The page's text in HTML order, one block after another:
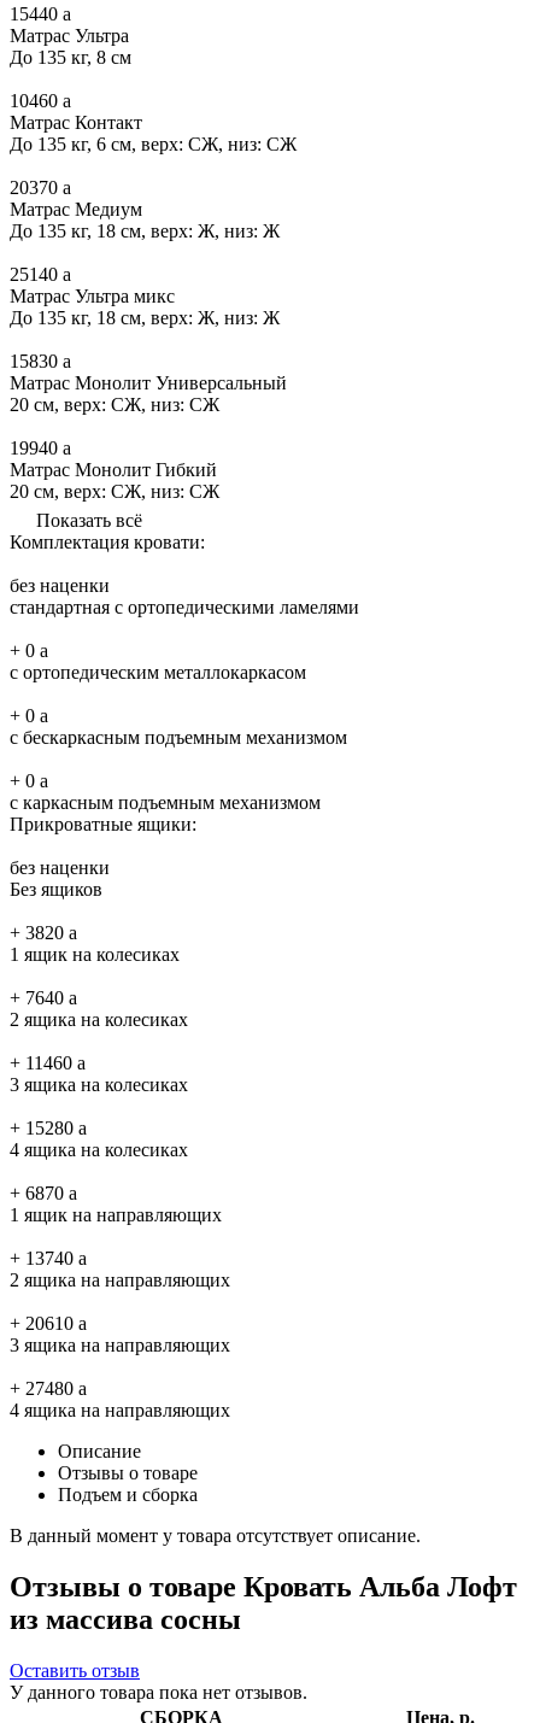
15440 a
Матрас Ультра
До 135 кг, 8 см
10460 a
Матрас Контакт
До 135 кг, 6 см, верх: СЖ, низ: СЖ
20370 a
Матрас Медиум
До 135 кг, 18 см, верх: Ж, низ: Ж
25140 a
Матрас Ультра микс
До 135 кг, 18 см, верх: Ж, низ: Ж
15830 a
Матрас Монолит Универсальный
20 см, верх: СЖ, низ: СЖ
19940 a
Матрас Монолит Гибкий
20 см, верх: СЖ, низ: СЖ
Показать всё
Комплектация кровати:
без наценки
стандартная с ортопедическими ламелями
+ 0 a
с ортопедическим металлокаркасом
+ 0 a
с бескаркасным подъемным механизмом
+ 0 a
с каркасным подъемным механизмом
Прикроватные ящики:
без наценки
Без ящиков
+ 3820 a
1 ящик на колесиках
+ 7640 a
2 ящика на колесиках
+ 11460 a
3 ящика на колесиках
+ 15280 a
4 ящика на колесиках
+ 6870 a
1 ящик на направляющих
+ 13740 a
2 ящика на направляющих
+ 20610 a
3 ящика на направляющих
+ 27480 a
4 ящика на направляющих
Описание
Отзывы о товаре
Подъем и сборка
В данный момент у товара отсутствует описание.
Отзывы о товаре Кровать Альба Лофт
из массива сосны
Оставить отзыв
У данного товара пока нет отзывов.
СБОРКА
Цена, р.